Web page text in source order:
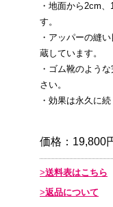
・地面から2cm
す。
・アッパーの縫
蔵しています。
・ゴム靴のよう
さい。
・効果は永久に
価格： 19,800
送料表はこちら
返品について